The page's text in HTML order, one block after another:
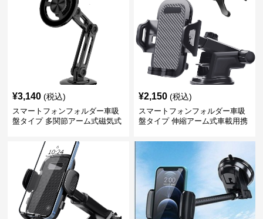
¥3,140 (税込)
スマートフォンフォルダー車吸
盤タイプ 多関節アーム式磁気式
¥2,150 (税込)
スマートフォンフォルダー車吸
盤タイプ 伸縮アーム式車載用携